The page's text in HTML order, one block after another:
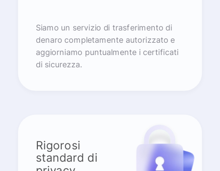
Siamo un servizio di trasferimento di
denaro completamente autorizzato e
aggiorniamo puntualmente i certificati
di sicurezza.
Rigorosi
standard di